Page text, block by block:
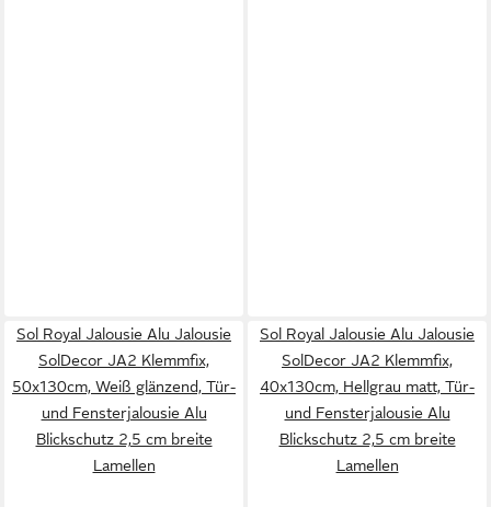
Sol Royal Jalousie Alu Jalousie
SolDecor JA2 Klemmfix,
50x130cm, Weiß glänzend, Tür-
und Fensterjalousie Alu
Blickschutz 2,5 cm breite
Lamellen
Sol Royal Jalousie Alu Jalousie
SolDecor JA2 Klemmfix,
40x130cm, Hellgrau matt, Tür-
und Fensterjalousie Alu
Blickschutz 2,5 cm breite
Lamellen